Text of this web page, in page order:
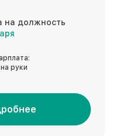
на должность
на руки